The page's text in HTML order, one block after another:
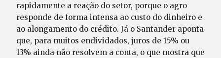
rapidamente a reação do setor, porque o agro
responde de forma intensa ao custo do dinheiro e
ao alongamento do crédito. Já o Santander aponta
que, para muitos endividados, juros de 15% ou
13% ainda não resolvem a conta, o que mostra que